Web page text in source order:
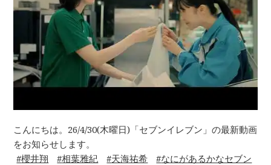
こんにちは。26/4/30(木曜日)「セブンイレブン」の最新動画
をお知らせします。
櫻井翔
相葉雅紀 天海祐希
なにがあるかなセブン